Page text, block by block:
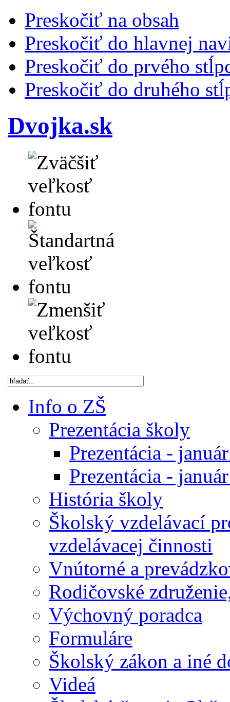
Preskočiť na obsah
Preskočiť do hlavnej
Preskočiť do prvého
Preskočiť do druhého
Dvojka.sk
Info o ZŠ
Prezentácia školy
Prezentácia -
Prezentácia -
História školy
Školský vzdelávací
vzdelávacej činnosti
Vnútorné a
Rodičovské
Výchovný poradca
Formuláre
Školský zákon a iné
Videá